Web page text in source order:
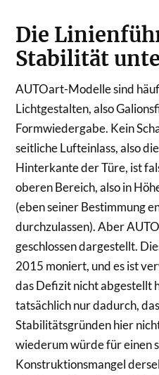
Die
Stabilität
AUTOart-Modelle sind
Lichtgestalten, also
Formwiedergabe. Kein
seitliche Lufteinlass, also
Hinterkante der Türe, ist
oberen Bereich, also in
(eben seiner Bestimmung
durchzulassen). Aber
geschlossen dargestellt.
2015 moniert, und es ist
das Defizit nicht abgestellt
tatsächlich nur dadurch,
Stabilitätsgründen hier
wiederum würde für einen
Konstruktionsmangel